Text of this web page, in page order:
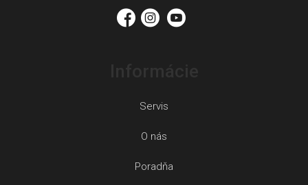
Servis
O nás
Poradňa